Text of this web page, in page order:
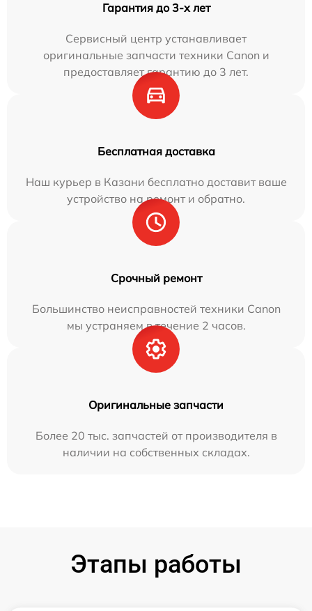
Гарантия до 3-х лет
Сервисный центр устанавливает
оригинальные запчасти техники Canon и
предоставляет гарантию до 3 лет.
Бесплатная доставка
Наш курьер в Казани бесплатно доставит ваше
устройство на ремонт и обратно.
Срочный ремонт
Большинство неисправностей техники Canon
мы устраняем в течение 2 часов.
Оригинальные запчасти
Более 20 тыс. запчастей от производителя в
наличии на собственных складах.
Этапы работы